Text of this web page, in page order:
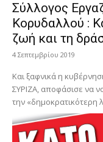
Σύλλογος
Κορυδαλλού :
ζωή και τη
4 Σεπτεμβρίου 2019
Και ξαφνικά η
ΣΥΡΙΖΑ, αποφάσισε να
την «δημοκρατικότερη